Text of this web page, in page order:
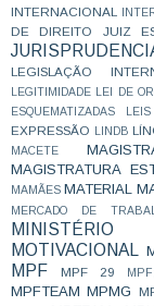
INTERNACIONAL
DE DIREITO
JUIZ
LEGISLAÇÃO
LEGITIMIDADE LEI DE
ESQUEMATIZADAS
EXPRESSÃO
LINDB
MACETE
MAGISTRATURA
MAMÃES MATERIAL
MERCADO DE
MINISTÉRIO
MOTIVACIONAL
MPF MPF 29
MPFTEAM MPMG